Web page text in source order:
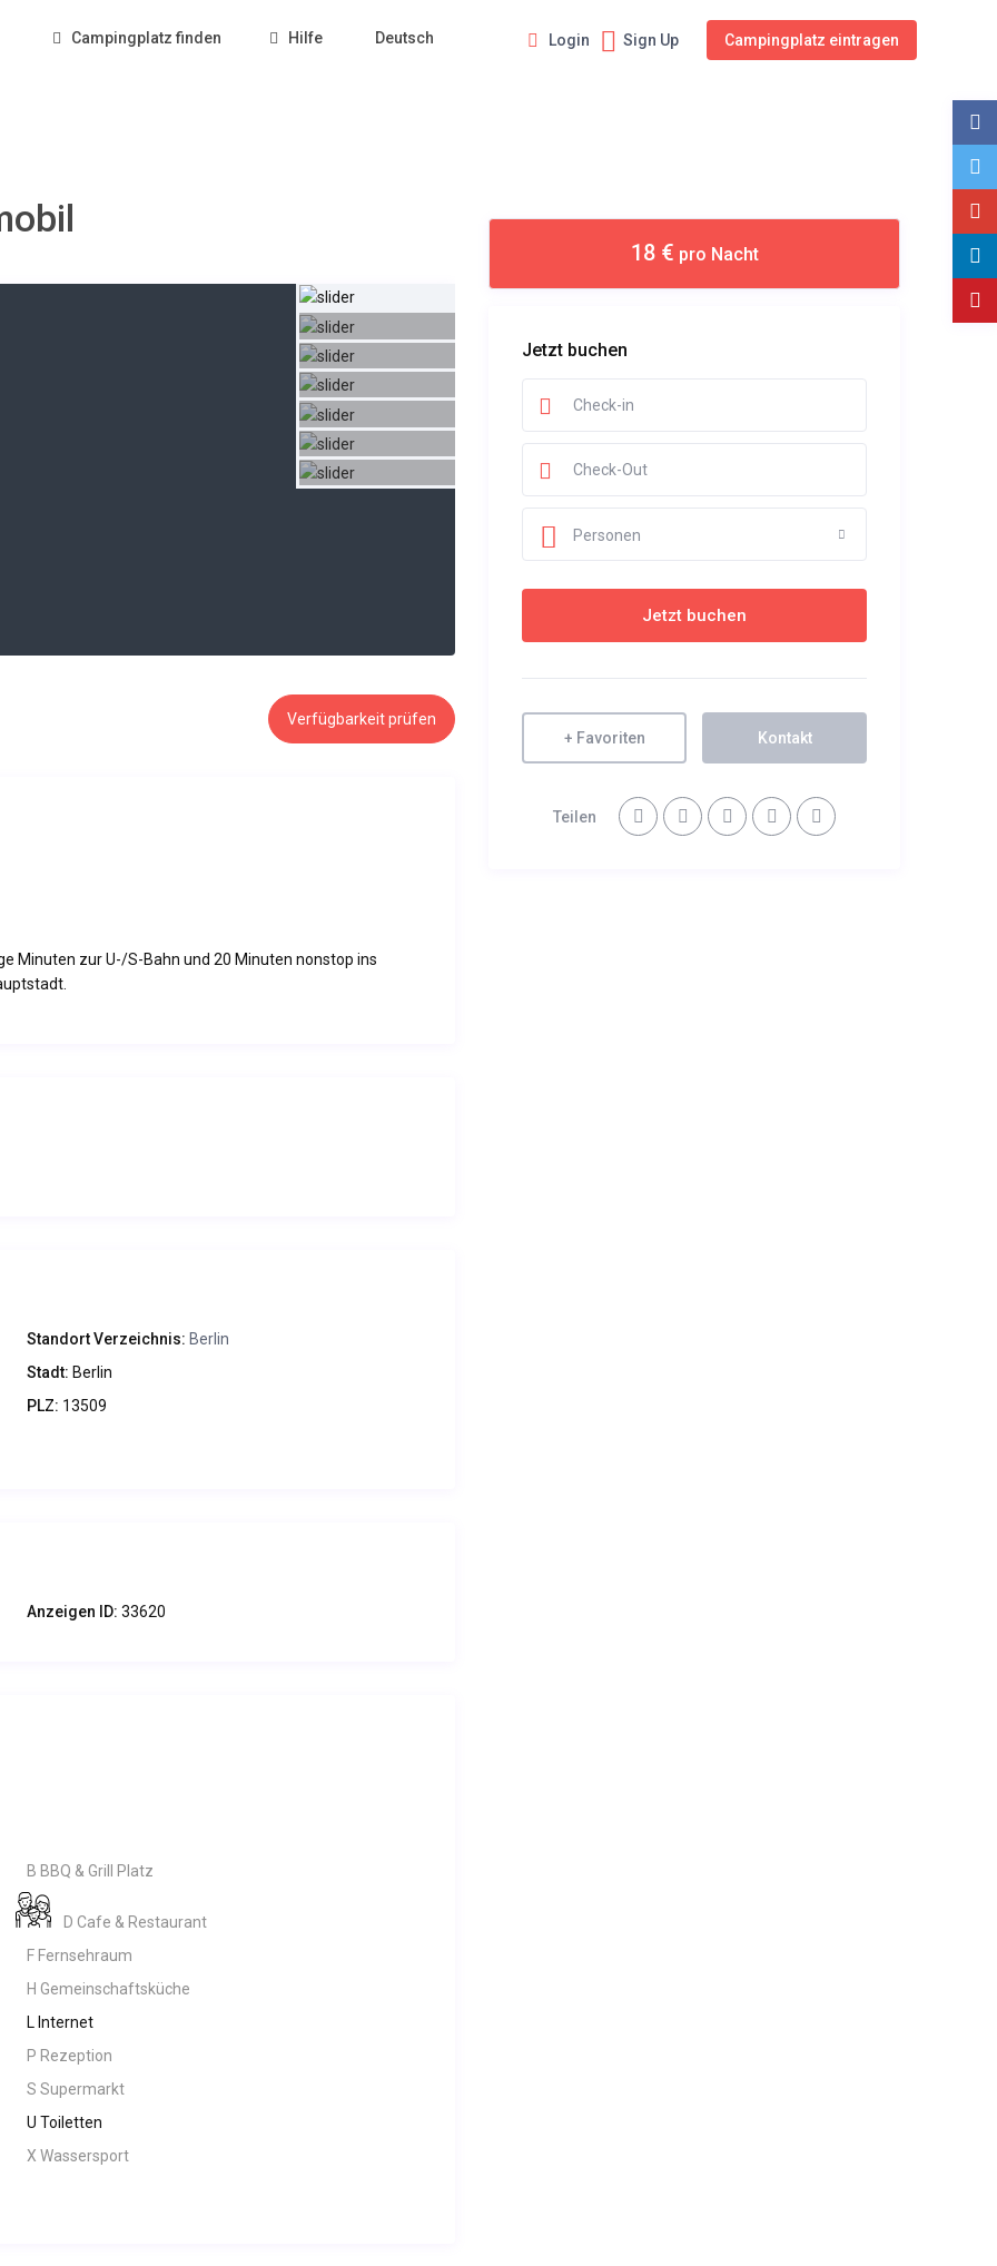
Login Sign Up Campingplatz eintragen
Campingplatz finden Hilfe Deutsch
Verfügbarkeit prüfen
Minuten zur U-/S-Bahn und 20 Minuten nonstop ins
und -duschen, sowie Waschmaschine und
Standort Verzeichnis: Berlin
Stadt: Berlin
PLZ: 13509
Anzeigen ID: 33620
B BBQ & Grill Platz
D Cafe & Restaurant
F Fernsehraum
H Gemeinschaftsküche
L Internet
P Rezeption
S Supermarkt
U Toiletten
X Wassersport
18 € pro Nacht
Jetzt buchen
Personen
+ Favoriten Kontakt
Teilen